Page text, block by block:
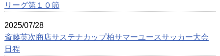
リーグ第１０節
2025/07/28
斎藤英次商店サステナカップ柏サマーユースサッカー大会
日程